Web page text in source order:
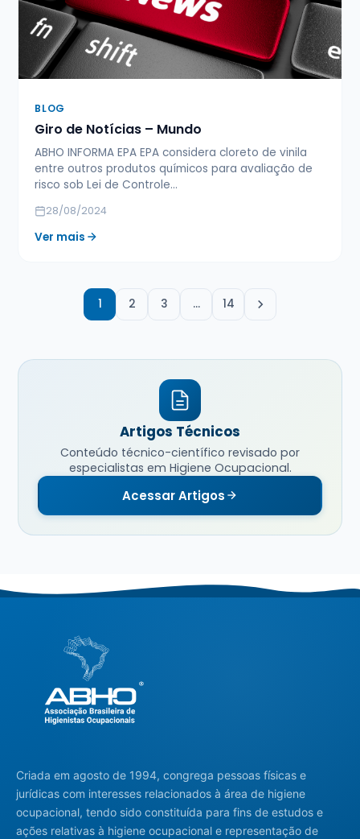
BLOG
Giro de Notícias – Mundo
ABHO INFORMA EPA EPA considera cloreto de vinila
entre outros produtos químicos para avaliação de
risco sob Lei de Controle…
28/08/2024
Ver mais
1 2 3 … 14
Artigos Técnicos
Conteúdo técnico-científico revisado por
especialistas em Higiene Ocupacional.
Acessar Artigos
Criada em agosto de 1994, congrega pessoas físicas e
jurídicas com interesses relacionados à área de higiene
ocupacional, tendo sido constituída para fins de estudos e
ações relativas à higiene ocupacional e representação de